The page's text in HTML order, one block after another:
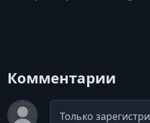
Комментарии
Комментарий